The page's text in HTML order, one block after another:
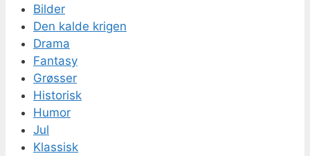
Bilder
Den kalde krigen
Drama
Fantasy
Grøsser
Historisk
Humor
Jul
Klassisk